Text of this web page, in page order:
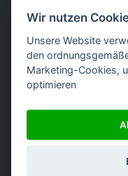
Angebot oder
Preise
Wir nutzen
Unsere Website
den
Marketing-Cookies,
optimieren